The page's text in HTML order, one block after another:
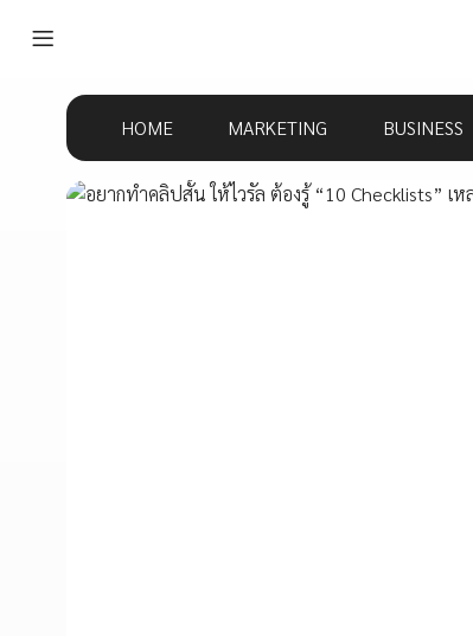
HOME MARKETING BUSINESS